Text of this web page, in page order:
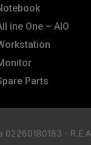
ine One – AIO
Parts
- R.E.A.